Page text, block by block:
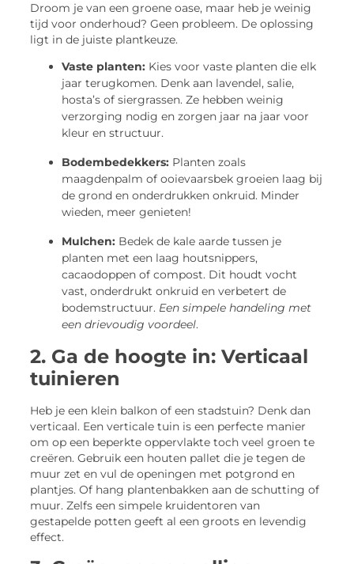
Droom je van een groene oase, maar heb je weinig
tijd voor onderhoud? Geen probleem. De oplossing
ligt in de juiste plantkeuze.
Vaste planten: Kies voor vaste planten die elk
jaar terugkomen. Denk aan lavendel, salie,
hosta’s of siergrassen. Ze hebben weinig
verzorging nodig en zorgen jaar na jaar voor
kleur en structuur.
Bodembedekkers: Planten zoals
maagdenpalm of ooievaarsbek groeien laag bij
de grond en onderdrukken onkruid. Minder
wieden, meer genieten!
Mulchen: Bedek de kale aarde tussen je
planten met een laag houtsnippers,
cacaodoppen of compost. Dit houdt vocht
vast, onderdrukt onkruid en verbetert de
bodemstructuur. Een simpele handeling met
een drievoudig voordeel.
2. Ga de hoogte in: Verticaal
tuinieren
Heb je een klein balkon of een stadstuin? Denk dan
verticaal. Een verticale tuin is een perfecte manier
om op een beperkte oppervlakte toch veel groen te
creëren. Gebruik een houten pallet die je tegen de
muur zet en vul de openingen met potgrond en
plantjes. Of hang plantenbakken aan de schutting of
muur. Zelfs een simpele kruidentoren van
gestapelde potten geeft al een groots en levendig
effect.